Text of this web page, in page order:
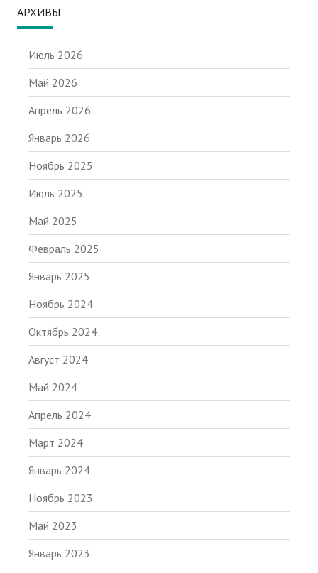
АРХИВЫ
Июль 2026
Май 2026
Апрель 2026
Январь 2026
Ноябрь 2025
Июль 2025
Май 2025
Февраль 2025
Январь 2025
Ноябрь 2024
Октябрь 2024
Август 2024
Май 2024
Апрель 2024
Март 2024
Январь 2024
Ноябрь 2023
Май 2023
Январь 2023